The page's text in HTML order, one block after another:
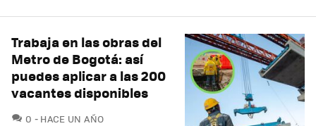
Trabaja en las obras del
Metro de Bogotá: así
puedes aplicar a las 200
vacantes disponibles
0 COMENTARIOS
HACE UN AÑO